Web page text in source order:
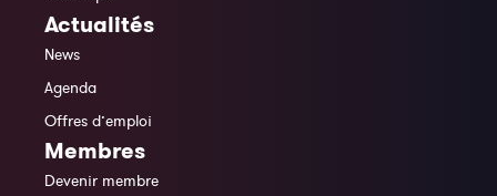
Actualités
News
Agenda
Offres d’emploi
Membres
Devenir membre